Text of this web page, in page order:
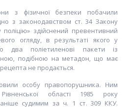
з фізичної безпеки побачили
з законодавством ст. 34 Закону
здійснений превентивний
огляду, в результаті якого у
два поліетиленові пакети із
подібною на метадон, що має
не продається.
особу правопорушника. Ним
області 1985 року
судимим за ч. 1 ст. 309 ККУ.